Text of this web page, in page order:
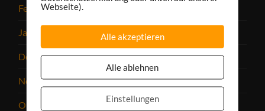
Februar 2022
Januar 2022
Dezember 2021
November 2021
Oktober 2021
Webseite).
Alle akzeptieren
Alle ablehnen
Einstellungen